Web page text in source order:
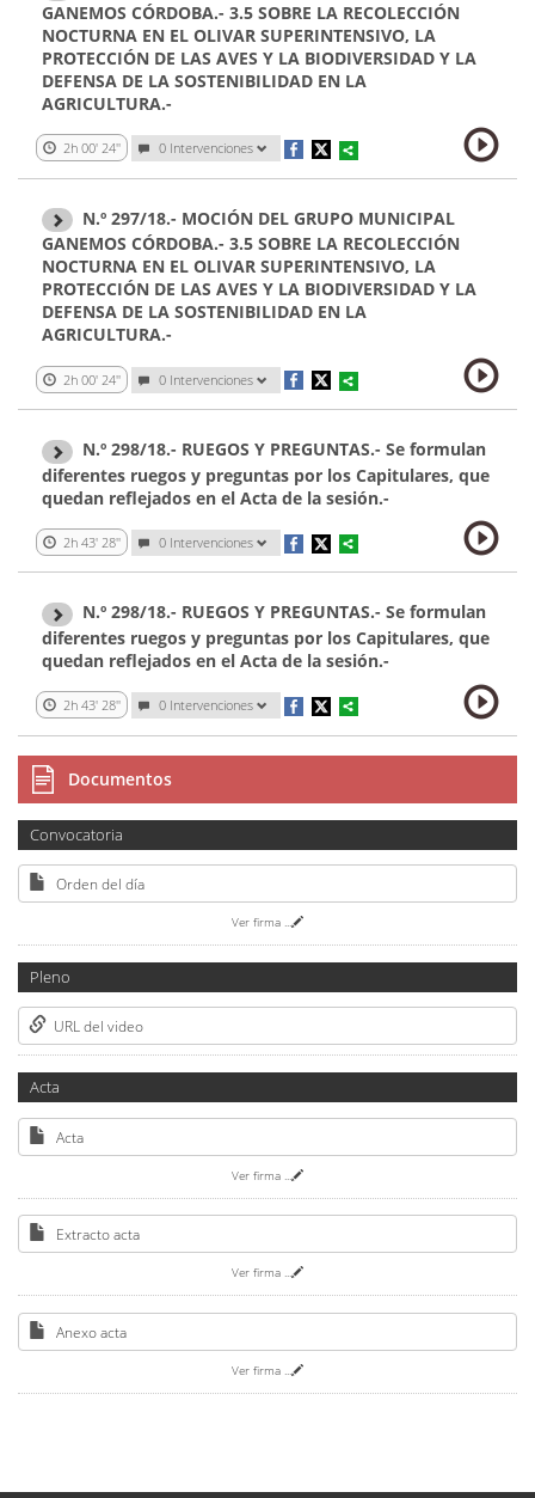
GANEMOS CÓRDOBA.- 3.5 SOBRE LA RECOLECCIÓN
NOCTURNA EN EL OLIVAR SUPERINTENSIVO, LA
PROTECCIÓN DE LAS AVES Y LA BIODIVERSIDAD Y LA
DEFENSA DE LA SOSTENIBILIDAD EN LA
AGRICULTURA.-
2h 00' 24'' 0 Intervenciones
N.º 297/18.- MOCIÓN DEL GRUPO MUNICIPAL
GANEMOS CÓRDOBA.- 3.5 SOBRE LA RECOLECCIÓN
NOCTURNA EN EL OLIVAR SUPERINTENSIVO, LA
PROTECCIÓN DE LAS AVES Y LA BIODIVERSIDAD Y LA
DEFENSA DE LA SOSTENIBILIDAD EN LA
AGRICULTURA.-
2h 00' 24'' 0 Intervenciones
N.º 298/18.- RUEGOS Y PREGUNTAS.- Se formulan
diferentes ruegos y preguntas por los Capitulares, que
quedan reflejados en el Acta de la sesión.-
2h 43' 28'' 0 Intervenciones
N.º 298/18.- RUEGOS Y PREGUNTAS.- Se formulan
diferentes ruegos y preguntas por los Capitulares, que
quedan reflejados en el Acta de la sesión.-
2h 43' 28'' 0 Intervenciones
Documentos
Convocatoria
Orden del día
Ver firma ...
Pleno
URL del video
Acta
Acta
Ver firma
Extracto acta
Ver firma ...
Anexo acta
Ver firma ...